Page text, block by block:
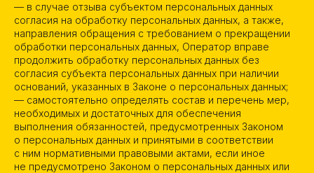
— в случае отзыва субъектом персональных данных
согласия на обработку персональных данных, а также,
направления обращения с требованием о прекращении
обработки персональных данных, Оператор вправе
продолжить обработку персональных данных без
согласия субъекта персональных данных при наличии
оснований, указанных в Законе о персональных данных;
— самостоятельно определять состав и перечень мер,
необходимых и достаточных для обеспечения
выполнения обязанностей, предусмотренных Законом
о персональных данных и принятыми в соответствии
с ним нормативными правовыми актами, если иное
не предусмотрено Законом о персональных данных или